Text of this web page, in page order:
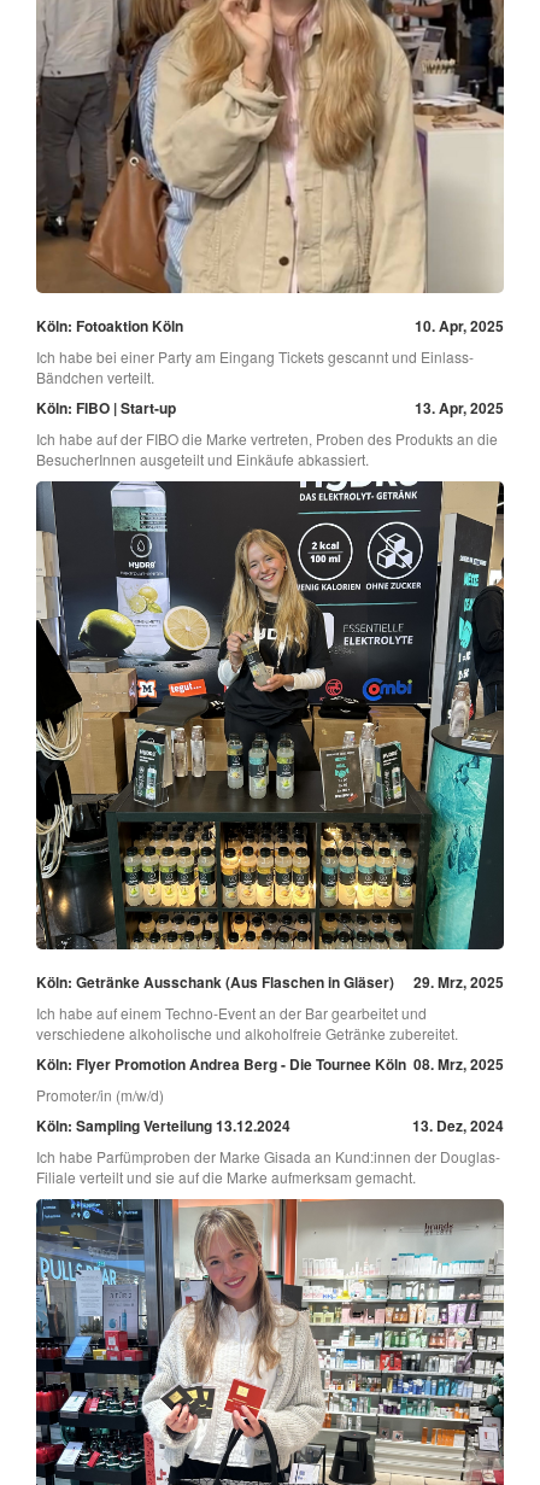
Köln: Fotoaktion Köln 10. Apr, 2025
Ich habe bei einer Party am Eingang Tickets gescannt und Einlass-
Bändchen verteilt.
Köln: FIBO | Start-up 13. Apr, 2025
Ich habe auf der FIBO die Marke vertreten, Proben des Produkts an die
BesucherInnen ausgeteilt und Einkäufe abkassiert.
Köln: Getränke Ausschank (Aus Flaschen in Gläser) 29. Mrz, 2025
Ich habe auf einem Techno-Event an der Bar gearbeitet und
verschiedene alkoholische und alkoholfreie Getränke zubereitet.
Köln: Flyer Promotion Andrea Berg - Die Tournee Köln 08. Mrz, 2025
Promoter/in (m/w/d)
Köln: Sampling Verteilung 13.12.2024 13. Dez, 2024
Ich habe Parfümproben der Marke Gisada an Kund:innen der Douglas-
Filiale verteilt und sie auf die Marke aufmerksam gemacht.